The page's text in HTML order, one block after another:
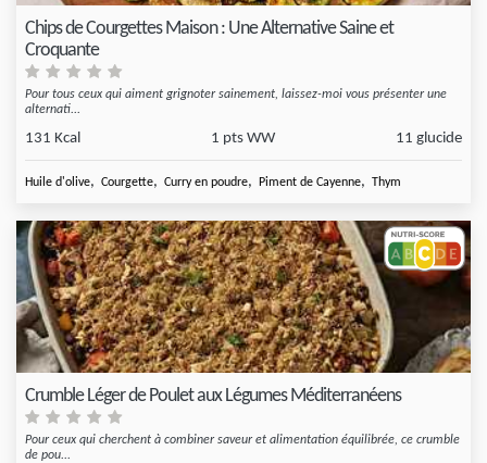
Chips de Courgettes Maison : Une Alternative Saine et
Croquante
Pour tous ceux qui aiment grignoter sainement, laissez-moi vous présenter une
alternati...
131 Kcal 1 pts WW 11 glucide
Huile d'olive, Courgette, Curry en poudre, Piment de Cayenne, Thym
Crumble Léger de Poulet aux Légumes Méditerranéens
Pour ceux qui cherchent à combiner saveur et alimentation équilibrée, ce crumble
de pou...